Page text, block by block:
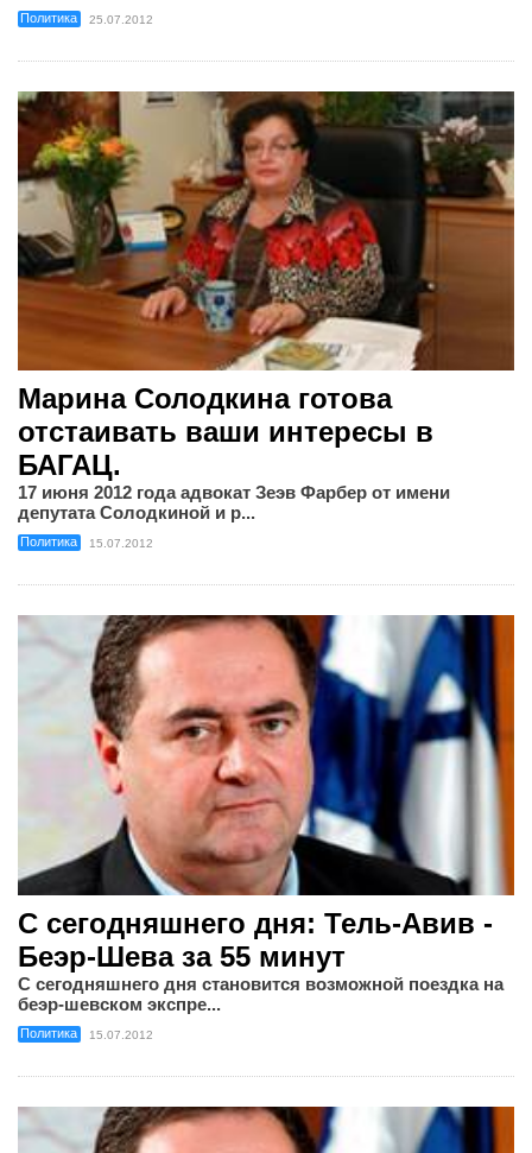
Политика 25.07.2012
Марина Солодкина готова
отстаивать ваши интересы в
БАГАЦ.
17 июня 2012 года адвокат Зеэв Фарбер от имени
депутата Солодкиной и р...
Политика 15.07.2012
С сегодняшнего дня: Тель-Авив -
Беэр-Шева за 55 минут
С сегодняшнего дня становится возможной поездка на
беэр-шевском экспре...
Политика 15.07.2012